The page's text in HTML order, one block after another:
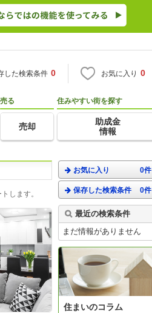
した検索条件 0 お気に入り 0
売る
売却
住みやすい街を探す
助成金
情報
します。
お気に入り 0件
保存した検索条件 0件
最近の検索条件
まだ情報がありません
住まいのコラム